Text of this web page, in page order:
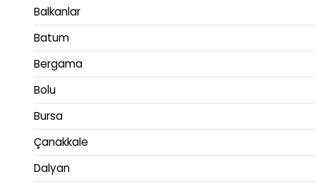
Balkanlar
Batum
Bergama
Bolu
Bursa
Çanakkale
Dalyan